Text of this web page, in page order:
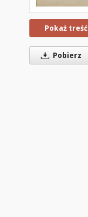
Pokaż treść
Pobierz